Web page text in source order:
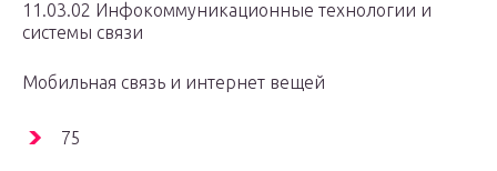
11.03.02 Инфокоммуникационные технологии и
системы связи
Мобильная связь и интернет вещей
75